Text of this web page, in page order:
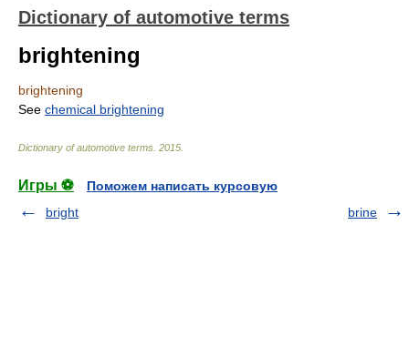
Dictionary of automotive terms
brightening
brightening
See chemical brightening
Dictionary of automotive terms 2015
Игры ⚽
Поможем написать курсовую
bright
brine